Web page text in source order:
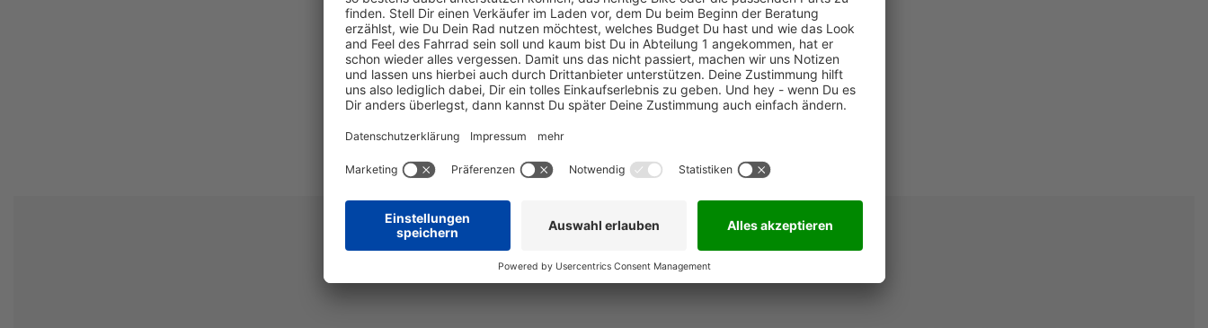
SHIMANO CUES U3020-9
SHIMANO CUES U4000
SHIMANO CUES U4000-2
SHIMANO CUES U4000
MEHR ANZEIGEN
NÜTZLICHE INFOS